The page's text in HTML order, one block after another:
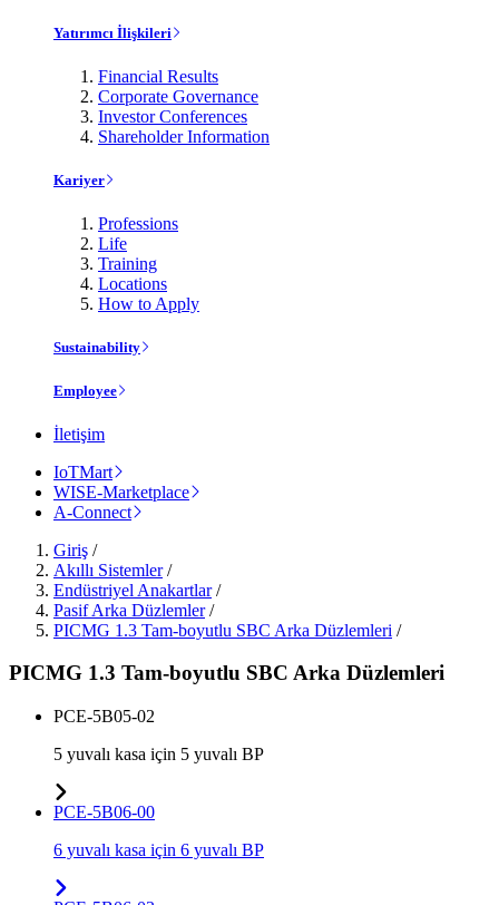
Yatırımcı İlişkileri
Financial Results
Corporate Governance
Investor Conferences
Shareholder Information
Kariyer
Professions
Life
Training
Locations
How to Apply
Sustainability
Employee
İletişim
IoTMart
WISE-Marketplace
A-Connect
Giriş /
Akıllı Sistemler/
Endüstriyel Anakartlar/
Pasif Arka Düzlemler/
PICMG 1.3 Tam-boyutlu SBC Arka Düzlemleri /
PICMG 1.3 Tam-boyutlu SBC Arka Düzlemleri
PCE-5B05-02
5 yuvalı kasa için 5 yuvalı BP
PCE-5B06-00
6 yuvalı kasa için 6 yuvalı BP